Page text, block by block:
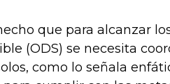
que para alcanzar
(ODS) se necesita
como lo señala